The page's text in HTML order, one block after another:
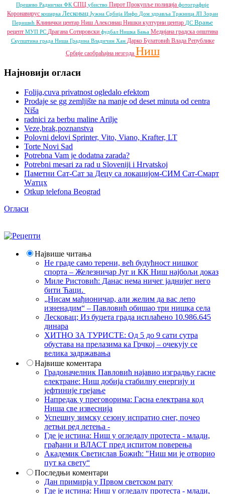
Прешево Раднички ФК СПЦ убиство Пирот Прокупље полиција фотографије
Коронавирус кошарка Лесковац Јужна Србија Инфо Дом здравља Тржница ЈП Зоран
Перишић Клинички центар Ниш Алексинац Нишки културни центар ДС Врање
рецепт МУП РС Драгана Сотировски фудбал Нишка Бања Медијана градска општина
Скупштина града Ниша Градина Владичин Хан Дарко Булатовић Влада Републике
Србије саобраћајна незгода Ниш
Најновији огласи
Folija,cuva privatnost ogledalo efektom
Prodaje se gg zemljište na manje od deset minuta od centra
Niša
radnici za berbu maline Arilje
Veze,brak,poznanstva
Polovni delovi Sprinter, Vito, Viano, Krafter, LT
Torte Novi Sad
Potrebna Vam je dodatna zarada?
Potrebni mesari za rad u Sloveniji i Hrvatskoj
Паметни Сат-Сат за Децу са локацијом-СИМ Сат-Смарт
Wатцх
Otkup telefona Beograd
Огласи
Највише читања
Не граде само терени, већ будућност нишког
спорта – Железничар Југ и КК Ниш најбољи доказ
Миле Ристовић: Данас нема ничег јаднијег него
бити Ћаци.
„Нисам мађионичар, али желим да вас лепо
изненадим“ – Павловић обишао три нишка села
Лесковац; Из буџета града исплаћено 10.986.645
динара
ХИТНО ЗА ТУРИСТЕ: Од 5 до 9 сати сутра
обустава на прелазима ка Грчкој – очекују се
велика задржавања
Највише коментара
Градоначелник Павловић најавио изградњу гасне
електране: Ниш добија стабилну енергију и
јефтиније грејање
Напредак у преговорима: Гасна електрана код
Ниша све извеснија
Успешну зимску сезону испратио снег, почео
летњи ред летења -
Где је истина: Ниш у огледалу протеста - млади,
грађани и ВЛАСТ пред испитом поверења
Академик Светислав Божић: "Ниш ми је отворио
пут ка свету“
Последњи коментари
Дан примирја у Првом светском рату
Где је истина: Ниш у огледалу протеста - млади,